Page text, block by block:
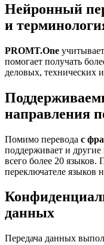
Нейронный
и
PROMT.One
помогает получать
деловых, технических
направления
Помимо перевода с
поддерживает и
всего более 20
переключателе языков
данных
Передача данных